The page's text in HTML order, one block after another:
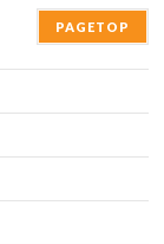
PAGETOP